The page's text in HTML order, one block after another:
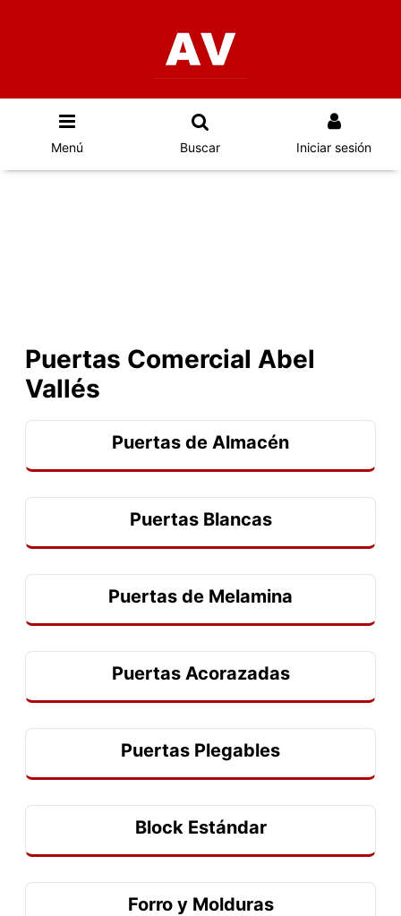
Menú Buscar Iniciar sesión
Puertas Comercial Abel
Vallés
Puertas de Almacén
Puertas Blancas
Puertas de Melamina
Puertas Acorazadas
Puertas Plegables
Block Estándar
Forro y Molduras